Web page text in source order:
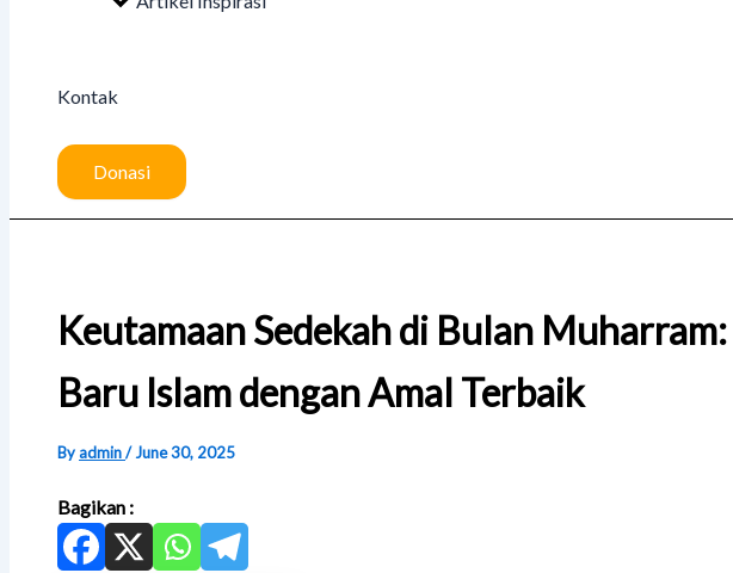
Kontak
Donasi
Keutamaan Sedekah di Bulan
Baru Islam dengan Amal Terbaik
By admin/June 30, 2025
Bagikan :